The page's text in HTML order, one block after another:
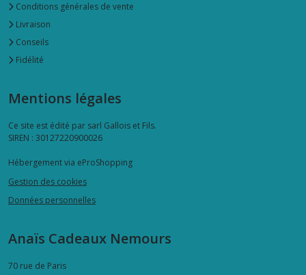
Conditions générales de vente
Livraison
Conseils
Fidélité
Mentions légales
Ce site est édité par sarl Gallois et Fils.
SIREN : 30127220900026
Hébergement via eProShopping
Gestion des cookies
Données personnelles
Anaïs Cadeaux Nemours
70 rue de Paris